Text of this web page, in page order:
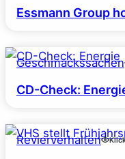
Essmann Group
Geschmackssachen
CD-Check:
Revierverhalten